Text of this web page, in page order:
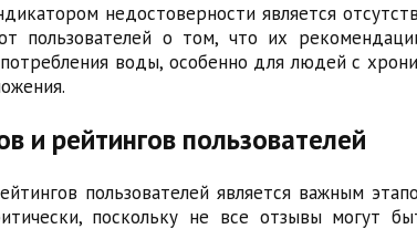
недостоверности является
пользователей о том, что их
воды, особенно для людей с
и рейтингов пользователей
пользователей является важным
поскольку не все отзывы могут